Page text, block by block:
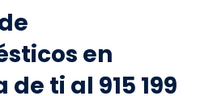
en
ti al 915 199